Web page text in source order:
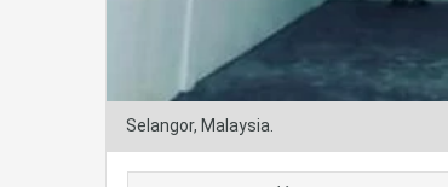
Selangor, Malaysia.